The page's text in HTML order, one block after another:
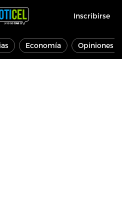
Inscribirse
Economía Opiniones